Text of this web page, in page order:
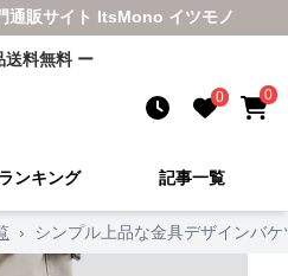
通販サイト ItsMono イツモノ
送料無料 ー
0 0
ンキング 記事一覧
› シンプル上品な金具デザインバ